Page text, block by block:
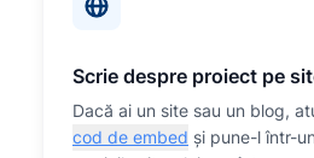
Scrie despre proiect pe
Dacă ai un site sau un blog,
cod de embed și pune-l într-